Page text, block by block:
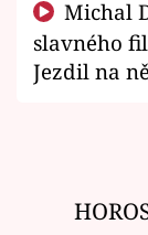
slavného
Jezdil na